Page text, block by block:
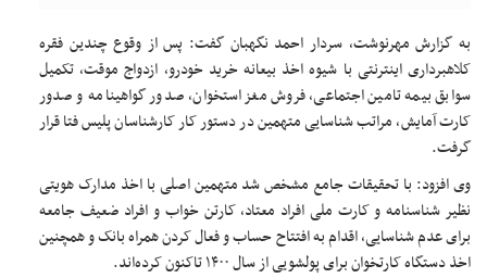
به گزارش مهرنوشت، سردار احمد نگهبان گفت: پس از وقوع چندین فقره
کلاهبرداری اینترنتی با شیوه اخذ بیعانه خرید خودرو، ازدواج موقت، تکمیل
سوابق بیمه تامین اجتماعی، فروش مغز استخوان، صدور گواهینامه و صدور
کارت آمایش، مراتب شناسایی متهمین در دستور کار کارشناسان پلیس فتا قرار
گرفت.
وی افزود: با تحقیقات جامع مشخص شد متهمین اصلی با اخذ مدارک هویتی
نظیر شناسنامه و کارت ملی افراد معتاد، کارتن خواب و افراد ضعیف جامعه
برای عدم شناسایی، اقدام به افتتاح حساب و فعال کردن همراه بانک و همچنین
اخذ دستگاه کارتخوان برای پولشویی از سال ۱۴۰۰ تاکنون کرده‌اند.